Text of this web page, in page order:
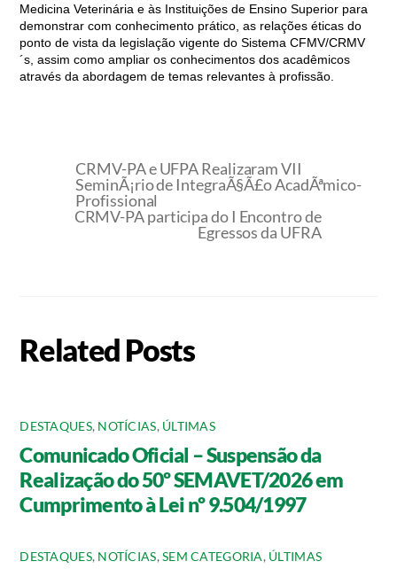
Medicina Veterinária e às Instituições de Ensino Superior para
demonstrar com conhecimento prático, as relações éticas do
ponto de vista da legislação vigente do Sistema CFMV/CRMV
´s, assim como ampliar os conhecimentos dos acadêmicos
através da abordagem de temas relevantes à profissão.
CRMV-PA e UFPA Realizaram VII
SeminÃ¡rio de IntegraÃ§Ã£o AcadÃªmico-
Profissional
CRMV-PA participa do I Encontro de
Egressos da UFRA
Related Posts
DESTAQUES, NOTÍCIAS, ÚLTIMAS
Comunicado Oficial – Suspensão da
Realização do 50º SEMAVET/2026 em
Cumprimento à Lei nº 9.504/1997
DESTAQUES, NOTÍCIAS,SEM CATEGORIA, ÚLTIMAS